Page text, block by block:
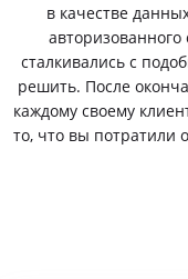
в качестве
сталкивались с
решить. После
каждому своему
то, что вы потратили